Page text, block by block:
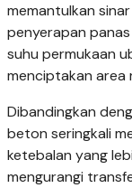
memantulkan
penyerapan
suhu permukaan
menciptakan area
Dibandingkan
beton seringkali
ketebalan yang
mengurangi